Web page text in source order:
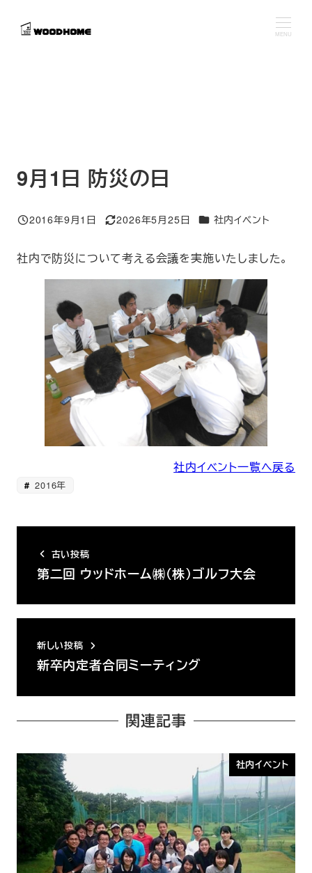
MENU
9月1日 防災の日
投稿日
2016年9月1日
更新日
2026年5月25日 カテゴリー
社内イベント
社内で防災について考える会議を実施いたしました。
社内イベント一覧へ戻る
2016年
古い投稿
第二回 ウッドホーム㈱（株）ゴルフ大会
新しい投稿
新卒内定者合同ミーティング
関連記事
社内イベント